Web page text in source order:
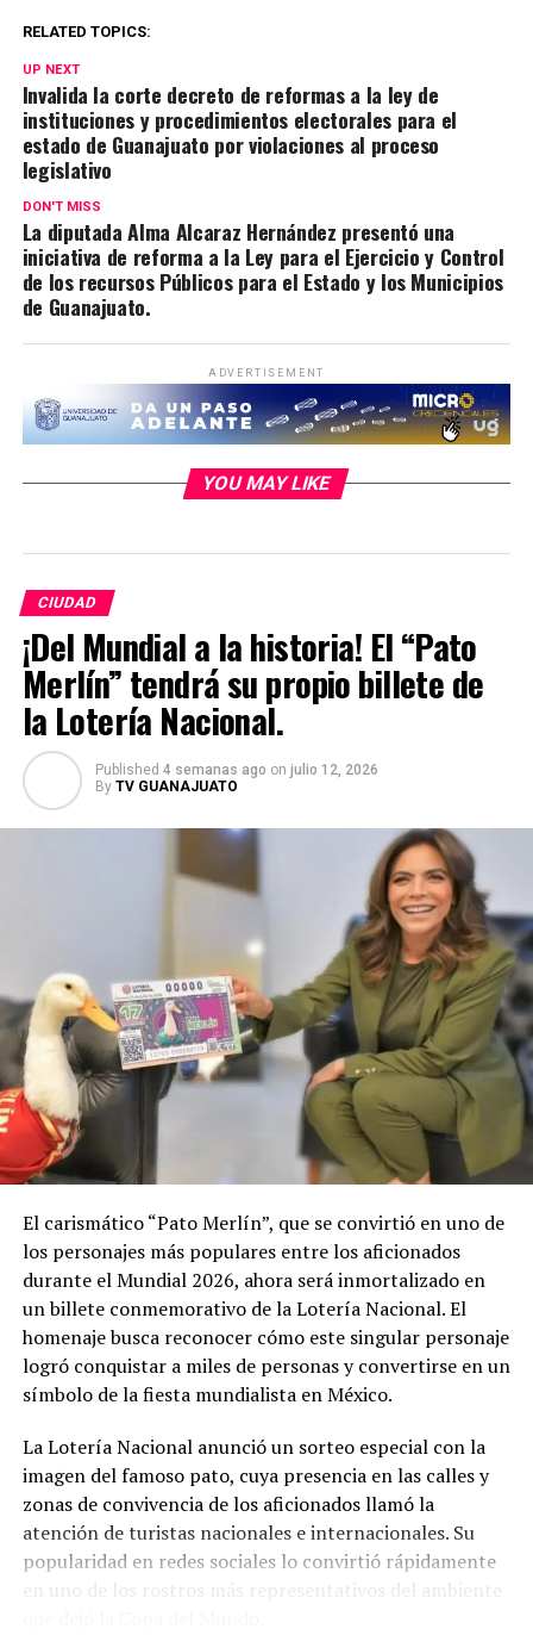
RELATED TOPICS:
UP NEXT
Invalida la corte decreto de reformas a la ley de
instituciones y procedimientos electorales para el
estado de Guanajuato por violaciones al proceso
legislativo
DON'T MISS
La diputada Alma Alcaraz Hernández presentó una
iniciativa de reforma a la Ley para el Ejercicio y Control
de los recursos Públicos para el Estado y los Municipios
de Guanajuato.
ADVERTISEMENT
YOU MAY LIKE
CIUDAD
¡Del Mundial a la historia! El “Pato
Merlín” tendrá su propio billete de
la Lotería Nacional.
Published 4 semanas ago on julio 12, 2026
By TV GUANAJUATO
El carismático “Pato Merlín”, que se convirtió en uno de
los personajes más populares entre los aficionados
durante el Mundial 2026, ahora será inmortalizado en
un billete conmemorativo de la Lotería Nacional. El
homenaje busca reconocer cómo este singular personaje
logró conquistar a miles de personas y convertirse en un
símbolo de la fiesta mundialista en México.
La Lotería Nacional anunció un sorteo especial con la
imagen del famoso pato, cuya presencia en las calles y
zonas de convivencia de los aficionados llamó la
atención de turistas nacionales e internacionales. Su
popularidad en redes sociales lo convirtió rápidamente
en uno de los rostros más representativos del ambiente